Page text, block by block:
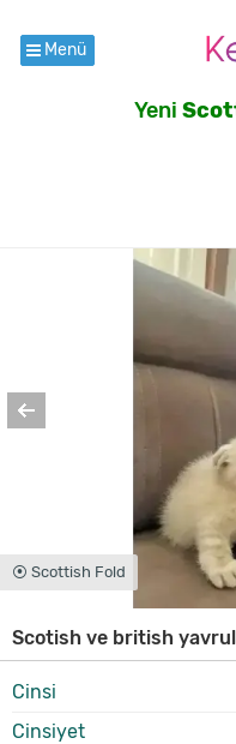
Menü
Yeni
⦿ Scottish Fold
Scotish ve british
Cinsi
Cinsiyet